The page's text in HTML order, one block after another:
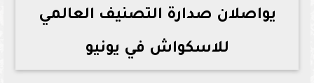
يواصلان صدارة التصنيف العالمي
للاسكواش في يونيو